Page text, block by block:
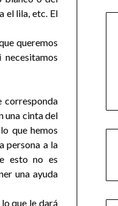
el lila, etc. El
queremos
corresponda
una cinta del
que hemos
persona a la
esto no es
una ayuda
que le dará